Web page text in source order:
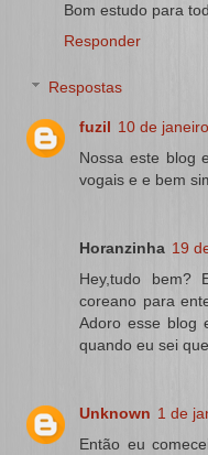
Bom estudo para
Responder
Respostas
fuzil 10 de
Nossa este blog
vogais e e bem
Horanzinha 19
Hey,tudo bem?
coreano para
Adoro esse blog
quando eu sei
Unknown 1 de
Então eu